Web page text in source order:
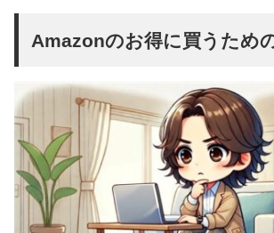
Amazonのお得に買うため